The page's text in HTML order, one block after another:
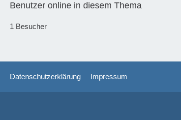
Benutzer online in diesem Thema
1 Besucher
Datenschutzerklärung Impressum